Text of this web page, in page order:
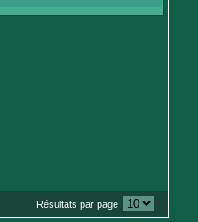
Résultats par page